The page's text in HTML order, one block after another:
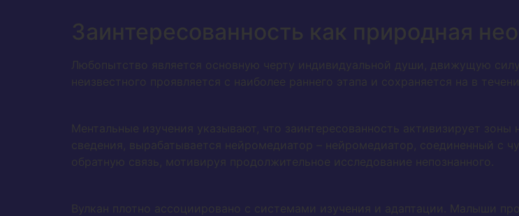
Заинтересованность как природная
Любопытство является основную черту индивидуальной души, движущую
неизвестного проявляется с наиболее раннего этапа и сохраняется на в
Ментальные изучения указывают, что заинтересованность активизирует
сведения, вырабатывается нейромедиатор – нейромедиатор, соединенный с
обратную связь, мотивируя продолжительное исследование непознанного.
Вулкан плотно ассоциировано с системами изучения и адаптации. Малыши